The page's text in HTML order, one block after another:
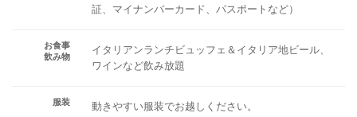
証、マイナンバーカード、パスポートなど）
お食事
飲み物
イタリアンランチビュッフェ＆イタリア地ビール、
ワインなど飲み放題
服装 動きやすい服装でお越しください。